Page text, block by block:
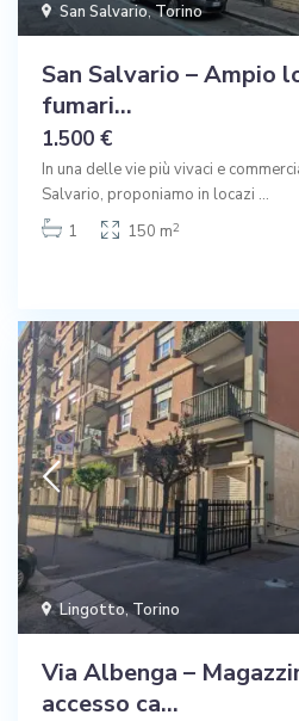
San Salvario,Torino
San Salvario – Ampio
fumari...
1.500 €
In una delle vie più vivaci e
Salvario, proponiamo in locazi ...
1
150 m2
Lingotto,Torino
Via Albenga –
accesso ca...